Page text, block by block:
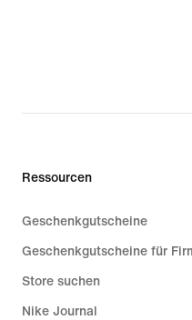
Ressourcen
Geschenkgutscheine
Geschenkgutscheine für
Store suchen
Nike Journal